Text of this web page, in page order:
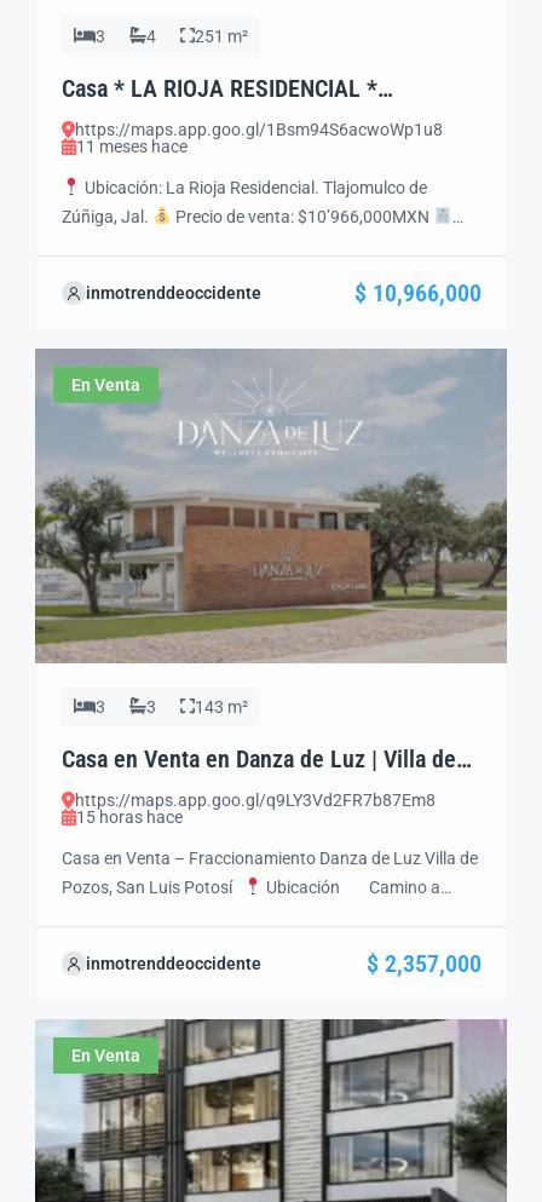
3 4 251 m²
Casa * LA RIOJA RESIDENCIAL *
Tlajomulco de Zuñiga, Jal. Mex.
https://maps.app.goo.gl/1Bsm94S6acwoWp1u8
11 meses hace
Ubicación: La Rioja Residencial. Tlajomulco de
Zúñiga, Jal.
Precio de venta: $10’966,000MXN
Terreno: 251 m² Construcción: 327 m² Niveles: 2
Distribución
Planta baja: Sala, comedor, […]
inmotrenddeoccidente $ 10,966,000
En Venta
3 3 143 m²
Casa en Venta en Danza de Luz | Villa de
Pozos | 3 Recámaras | Roof Garden
https://maps.app.goo.gl/q9LY3Vd2FR7b87Em8
15 horas hace
Casa en Venta – Fraccionamiento Danza de Luz Villa de
Pozos, San Luis Potosí
Ubicación Camino a
propiedad: Casa Residencial
Terreno: Desde 120
inmotrenddeoccidente $ 2,357,000
En Venta